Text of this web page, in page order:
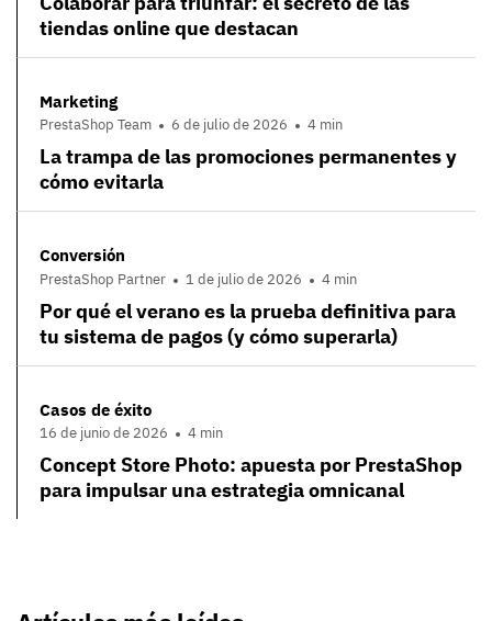
tiendas online que destacan
Marketing
PrestaShop Team 6 de julio de 2026 4 min
La trampa de las promociones permanentes y
cómo evitarla
Conversión
PrestaShop Partner 1 de julio de 2026 4 min
Por qué el verano es la prueba definitiva para
tu sistema de pagos (y cómo superarla)
Casos de éxito
16 de junio de 2026 4 min
Concept Store Photo: apuesta por PrestaShop
para impulsar una estrategia omnicanal